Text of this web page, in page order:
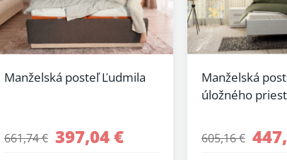
Manželská posteľ Ľudmila
661,74 € 397,04 €
Manželská
úložného
605,16 €